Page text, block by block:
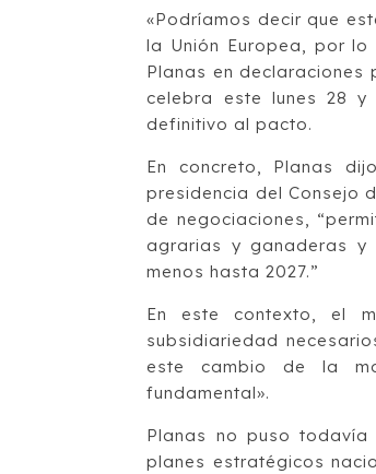
«Podríamos decir que
la Unión Europea, por
Planas en declaraciones
celebra este lunes 28
definitivo al pacto.
En concreto, Planas
presidencia del Consejo
de negociaciones,
agrarias y ganaderas y
menos hasta 2027.”
En este contexto, el
subsidiariedad
este cambio de la
fundamental».
Planas no puso
planes estratégicos